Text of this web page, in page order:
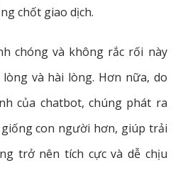
chốt giao dịch.
chóng và không rắc rối này
và hài lòng. Hơn nữa, do
của chatbot, chúng phát ra
con người hơn, giúp trải
trở nên tích cực và dễ chịu